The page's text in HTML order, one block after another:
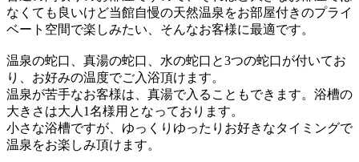
なくても良いけど当館自慢の天然温泉をお部屋付きのプライ
ベート空間で楽しみたい、そんなお客様に最適です。
温泉の蛇口、真湯の蛇口、水の蛇口と3つの蛇口が付いてお
り、お好みの温度でご入浴頂けます。
温泉が苦手なお客様は、真湯で入ることもできます。浴槽の
大きさは大人1名様用となっております。
小さな浴槽ですが、ゆっくりゆったりお好きなタイミングで
温泉をお楽しみ頂けます。